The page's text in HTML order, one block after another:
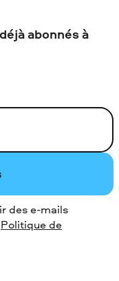
abonnés à
des e-mails
Politique de